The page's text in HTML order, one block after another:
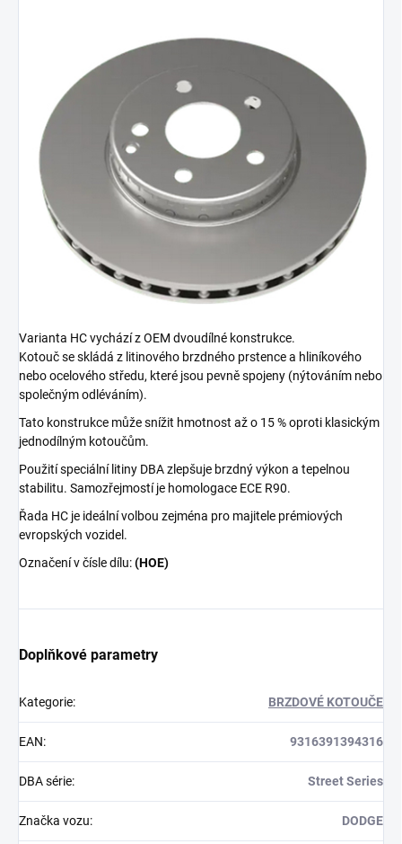
Varianta HC vychází z OEM dvoudílné konstrukce.
Kotouč se skládá z litinového brzdného prstence a hliníkového
nebo ocelového středu, které jsou pevně spojeny (nýtováním nebo
společným odléváním).
Tato konstrukce může snížit hmotnost až o 15 % oproti klasickým
jednodílným kotoučům.
Použití speciální litiny DBA zlepšuje brzdný výkon a tepelnou
stabilitu. Samozřejmostí je homologace ECE R90.
Řada HC je ideální volbou zejména pro majitele prémiových
evropských vozidel.
Označení v čísle dílu:(HOE)
Doplňkové parametry
Kategorie: BRZDOVÉ KOTOUČE
EAN: 9316391394316
DBA série: Street Series
Značka vozu: DODGE